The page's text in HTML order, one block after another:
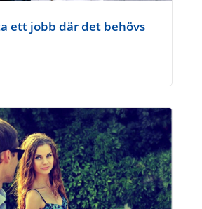
ett jobb där det behövs